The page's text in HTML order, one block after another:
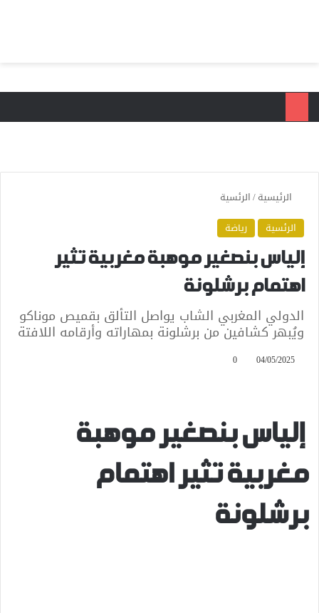
الرئيسية/الرئسية
الرئسية
رياضة
إلياس بنصغير موهبة مغربية تثير
اهتمام برشلونة
الدولي المغربي الشاب يواصل التألق بقميص موناكو
ويُبهر كشافين من برشلونة بمهاراته وأرقامه اللافتة
04/05/2025
0
إلياس بنصغير موهبة
مغربية تثير اهتمام
برشلونة